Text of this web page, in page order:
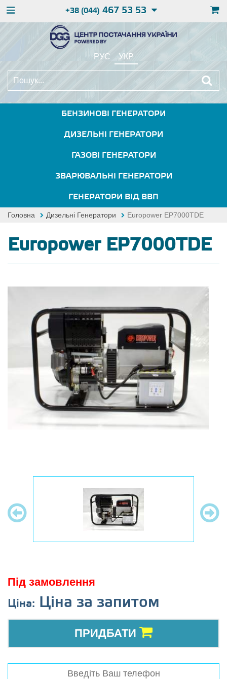
+38 (044) 467 53 53
РУС УКР
БЕНЗИНОВІ ГЕНЕРАТОРИ
ДИЗЕЛЬНІ ГЕНЕРАТОРИ
ГАЗОВІ ГЕНЕРАТОРИ
ЗВАРЮВАЛЬНІ ГЕНЕРАТОРИ
ГЕНЕРАТОРИ ВІД ВВП
Головна Дизельні Генератори Europower EP7000TDE
Europower EP7000TDE
Під замовлення
Ціна: Ціна за запитом
ПРИДБАТИ